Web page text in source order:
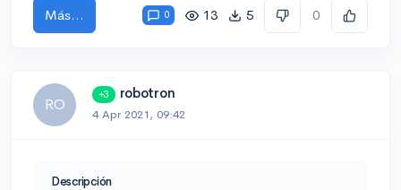
Más... 0 13 5 0
RO
+3 robotron
4 Apr 2021, 09:42
Descripción